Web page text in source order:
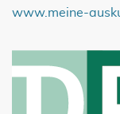
www.meine-